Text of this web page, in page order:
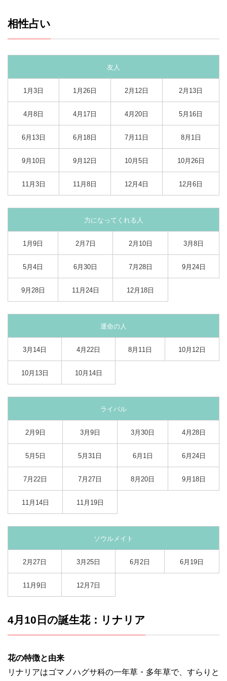
相性占い
友人
1月3日 1月26日 2月12日 2月13日
4月8日 4月17日 4月20日 5月16日
6月13日 6月18日 7月11日 8月1日
9月10日 9月12日 10月5日 10月26日
11月3日 11月8日 12月4日 12月6日
力になってくれる人
1月9日 2月7日 2月10日 3月8日
5月4日 6月30日 7月28日 9月24日
9月28日 11月24日 12月18日
運命の人
3月14日 4月22日 8月11日 10月12日
10月13日 10月14日
ライバル
2月9日 3月9日 3月30日 4月28日
5月5日 5月31日 6月1日 6月24日
7月22日 7月27日 8月20日 9月18日
11月14日 11月19日
ソウルメイト
2月27日 3月25日 6月2日 6月19日
11月9日 12月7日
4月10日の誕生花：リナリア
花の特徴と由来
リナリアはゴマノハグサ科の一年草・多年草で、すらりと